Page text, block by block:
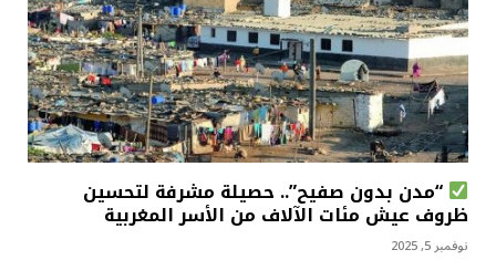
“مدن بدون صفيح”.. حصيلة مشرفة لتحسين
ظروف عيش مئات الآلاف من الأسر المغربية
نوفمبر 5, 2025